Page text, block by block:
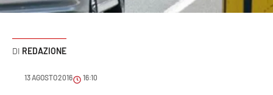
Sanità
Sport
REDAZIONE
13 AGOSTO 2016 16:10